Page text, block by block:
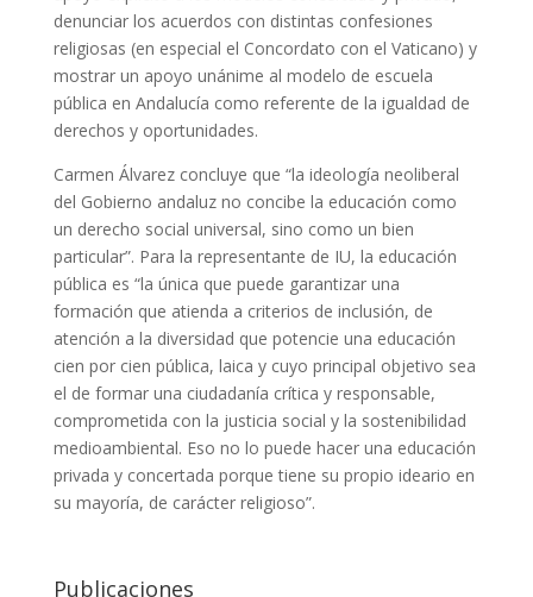
denunciar los acuerdos con distintas confesiones
religiosas (en especial el Concordato con el Vaticano) y
mostrar un apoyo unánime al modelo de escuela
pública en Andalucía como referente de la igualdad de
derechos y oportunidades.
Carmen Álvarez concluye que “la ideología neoliberal
del Gobierno andaluz no concibe la educación como
un derecho social universal, sino como un bien
particular”. Para la representante de IU, la educación
pública es “la única que puede garantizar una
formación que atienda a criterios de inclusión, de
atención a la diversidad que potencie una educación
cien por cien pública, laica y cuyo principal objetivo sea
el de formar una ciudadanía crítica y responsable,
comprometida con la justicia social y la sostenibilidad
medioambiental. Eso no lo puede hacer una educación
privada y concertada porque tiene su propio ideario en
su mayoría, de carácter religioso”.
Publicaciones